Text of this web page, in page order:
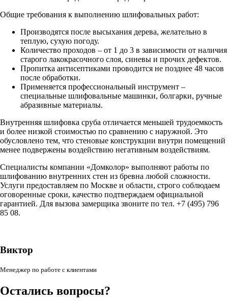
Общие требования к выполнению шлифовальных работ:
Производятся после высыхания дерева, желательно в
теплую, сухую погоду.
Количество проходов – от 1 до 3 в зависимости от наличия
старого лакокрасочного слоя, синевы и прочих дефектов.
Пропитка антисептиками проводится не позднее 48 часов
после обработки.
Применяется профессиональный инструмент –
специальные шлифовальные машинки, болгарки, ручные
абразивные материалы.
Внутренняя шлифовка сруба отличается меньшей трудоемкость
и более низкой стоимостью по сравнению с наружной. Это
обусловлено тем, что стеновые конструкции внутри помещений
менее подвержены воздействию негативным воздействиям.
Специалисты компании «Домколор» выполняют работы по
шлифованию внутренних стен из бревна любой сложности.
Услуги предоставляем по Москве и области, строго соблюдаем
оговоренные сроки, качество подтверждаем официальной
гарантией. Для вызова замерщика звоните по тел. +7 (495) 796
85 08.
Виктор
Менеджер по работе с клиентами
Остались вопросы?